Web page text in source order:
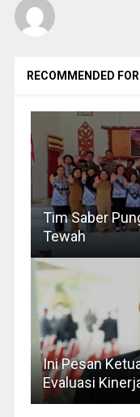
RECOMMENDED
Tim Saber
Tewah
Ini Pesan
Evaluasi